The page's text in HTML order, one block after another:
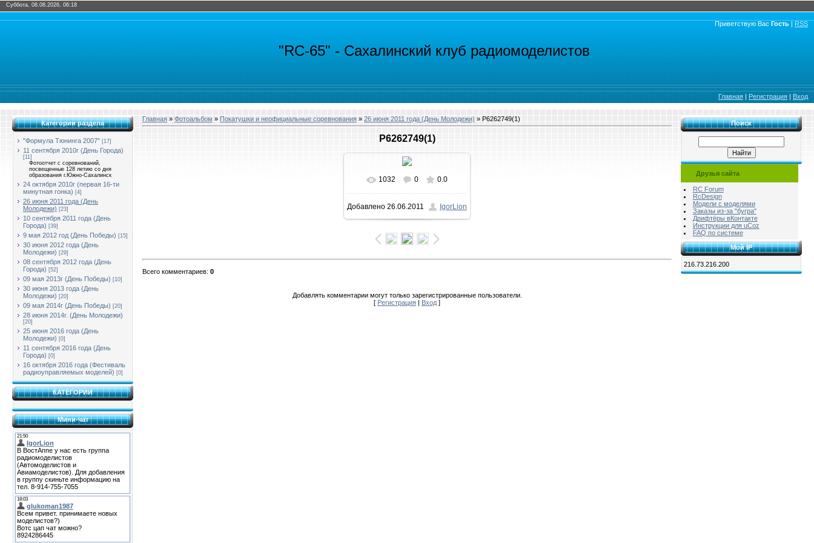
Суббота, 08.08.2026, 06:18
Приветствую Вас Гость | RSS
"RC-65" - Сахалинский клуб радиомоделистов
Главная | Регистрация | Вход
Категории раздела
"Формула Тюнинга 2007" [17]
11 сентября 2010г (День Города)
[11]
Фотоотчет с соревнований,
посвещенные 128 летию со дня
образования г.Южно-Сахалинск
24 октября 2010г (первая 16-ти
минутная гонка) [4]
26 июня 2011 года (День
Молодежи) [23]
10 сентября 2011 года (День
Города) [39]
9 мая 2012 год (День Победы) [15]
30 июня 2012 года (День
Молодежи) [29]
08 сентября 2012 года (День
Города) [52]
09 мая 2013г (День Победы) [10]
30 июня 2013 года (День
Молодежи) [20]
09 мая 2014г (День Победы) [20]
28 июня 2014г. (День Молодежи)
[20]
25 июня 2016 года (День
Молодежи) [0]
11 сентября 2016 года (День
Города) [0]
16 октября 2016 года (Фестиваль
радиоуправляемых моделей) [0]
КАТЕГОРИИ
Мини-чат
Главная » Фотоальбом » Покатушки и неофициальные соревнования » 26 июня 2011 года (День Молодежи) » P6262749(1)
P6262749(1)
В реальном размере
800x600/ 662.9Kb
1032 0 0.0
Добавлено 26.06.2011 IgorLion
Всего комментариев: 0
Добавлять комментарии могут только зарегистрированные пользователи.
[ Регистрация | Вход ]
Поиск
Друзья сайта
RC Forum
RcDesign
Модели с моделями
Заказы из-за "бугра"
Дрифтёры вКонтакте
Инструкции для uCoz
FAQ по системе
Мой IP
216.73.216.200